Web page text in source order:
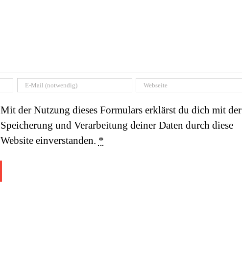
Mit der Nutzung dieses Formulars erklärst du dich mit der
Speicherung und Verarbeitung deiner Daten durch diese
Website einverstanden. *